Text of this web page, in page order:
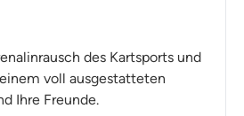
des Kartsports und
voll ausgestatteten
Ihre Freunde.